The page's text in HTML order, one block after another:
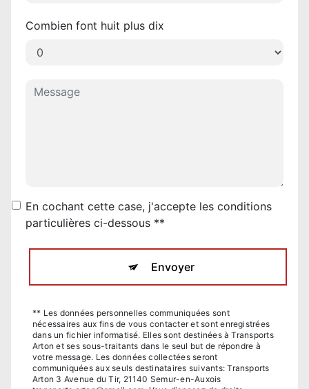
Combien font huit plus dix
En cochant cette case, j'accepte les conditions
particulières ci-dessous **
Envoyer
** Les données personnelles communiquées sont
nécessaires aux fins de vous contacter et sont enregistrées
dans un fichier informatisé. Elles sont destinées à Transports
Arton et ses sous-traitants dans le seul but de répondre à
votre message. Les données collectées seront
communiquées aux seuls destinataires suivants: Transports
Arton 3 Avenue du Tir, 21140 Semur-en-Auxois